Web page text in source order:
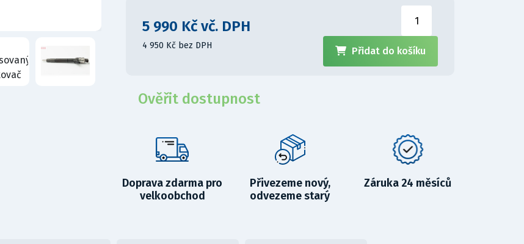
5 990 Kč vč. DPH
4 950 Kč bez DPH Přidat do košíku
Ověřit dostupnost
Doprava zdarma pro
velkoobchod
Přivezeme nový,
odvezeme starý
Záruka 24 měsíců